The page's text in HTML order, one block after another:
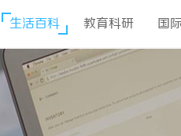
生活百科 教育科研 国